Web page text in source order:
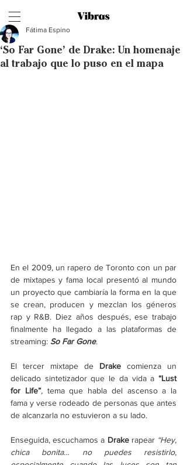
‘So Far Gone’ de Drake: Un homenaje
al trabajo que lo puso en el mapa
Fátima Espino
En el 2009, un rapero de Toronto con un par
de mixtapes y fama local presentó al mundo
un proyecto que cambiaría la forma en la que
se crean, producen y mezclan los géneros
rap y R&B. Diez años después, ese trabajo
finalmente ha llegado a las plataformas de
streaming: So Far Gone.
El tercer mixtape de Drake comienza un
delicado sintetizador que le da vida a “Lust
for Life”, tema que habla del ascenso a la
fama y verse rodeado de personas que antes
de alcanzarla no estuvieron a su lado.
Enseguida, escuchamos a Drake rapear “Hey,
chica bonita… no puedes resistirlo,